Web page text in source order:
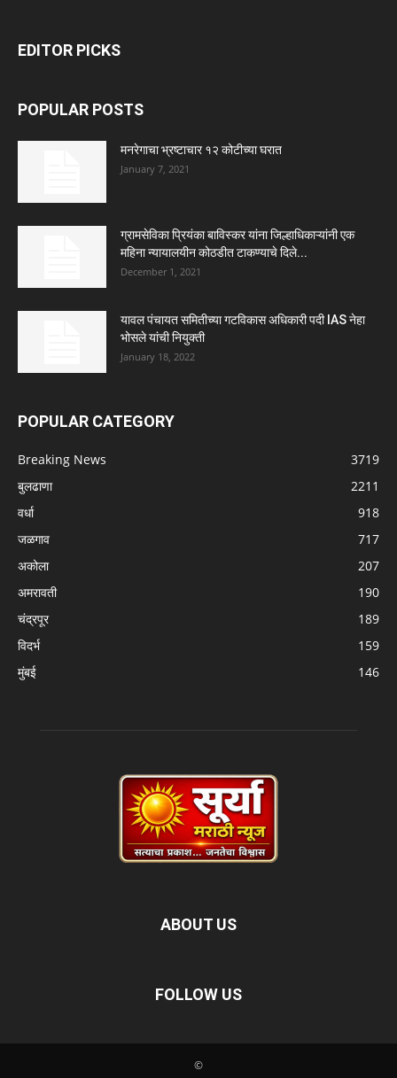
EDITOR PICKS
POPULAR POSTS
मनरेगाचा भ्रष्टाचार १२ कोटीच्या घरात
January 7, 2021
ग्रामसेविका प्रियंका बाविस्कर यांना जिल्हाधिकाऱ्यांनी एक
महिना न्यायालयीन कोठडीत टाकण्याचे दिले...
December 1, 2021
यावल पंचायत समितीच्या गटविकास अधिकारी पदी IAS नेहा
भोसले यांची नियुक्ती
January 18, 2022
POPULAR CATEGORY
Breaking News
3719
बुलढाणा
2211
वर्धा
918
जळगाव
717
अकोला
207
अमरावती
190
चंद्रपूर
189
विदर्भ
159
मुंबई
146
ABOUT US
FOLLOW US
©